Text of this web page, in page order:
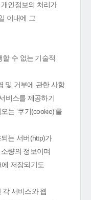
인정보의 처리가
이내에 그
수 없는 기술적
및 거부에 관한 사항
비스를 제공하기
는 ‘쿠기(cookie)’를
는 서버(http)가
량의 정보이며
저장되기도
각 서비스와 웹